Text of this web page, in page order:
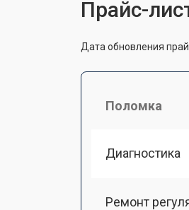
Прайс-
Дата обновления
Поломка
Диагностика
Ремонт